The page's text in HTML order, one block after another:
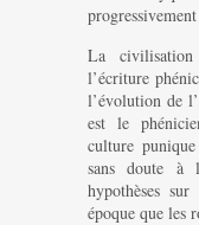
La
l’écriture
l’évolution de
est le
culture
sans doute à
hypothèses
époque que les